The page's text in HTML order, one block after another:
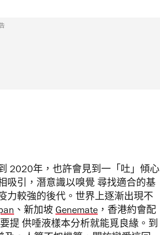
2020年，也許會見到一「吐」傾心
吸引，潛意識以嗅覺 尋找適合的基
力較強的後代。世界上逐漸出現不
、新加坡 Genemate ，香港約會配
提 供唾液樣本分析就能覓良緣。到